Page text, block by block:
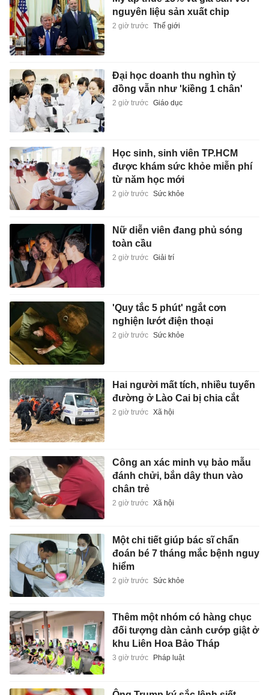
nguyên liệu sản xuất chip
2 giờ trước Thế giới
Đại học doanh thu nghìn tỷ
đồng vẫn như 'kiềng 1 chân'
2 giờ trước Giáo dục
Học sinh, sinh viên TP.HCM
được khám sức khỏe miễn phí
từ năm học mới
2 giờ trước Sức khỏe
Nữ diễn viên đang phủ sóng
toàn cầu
2 giờ trước Giải trí
'Quy tắc 5 phút' ngắt cơn
nghiện lướt điện thoại
2 giờ trước Sức khỏe
Hai người mất tích, nhiều tuyến
đường ở Lào Cai bị chia cắt
2 giờ trước Xã hội
Công an xác minh vụ bảo mẫu
đánh chửi, bắn dây thun vào
chân trẻ
2 giờ trước Xã hội
Một chi tiết giúp bác sĩ chẩn
đoán bé 7 tháng mắc bệnh nguy
hiểm
2 giờ trước Sức khỏe
Thêm một nhóm có hàng chục
đối tượng dàn cảnh cướp giật ở
khu Liên Hoa Bảo Tháp
3 giờ trước Pháp luật